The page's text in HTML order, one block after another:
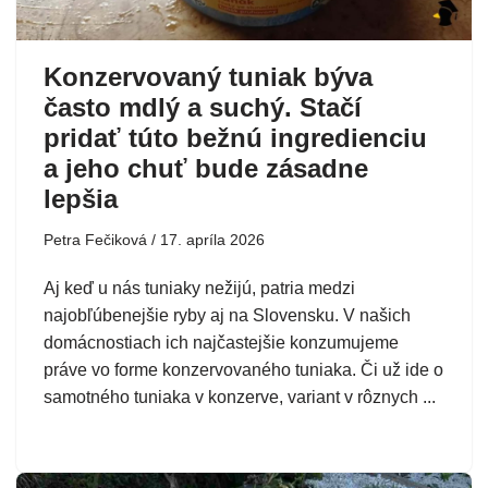
Konzervovaný tuniak býva
často mdlý a suchý. Stačí
pridať túto bežnú ingredienciu
a jeho chuť bude zásadne
lepšia
Petra Fečiková 17. apríla 2026
Aj keď u nás tuniaky nežijú, patria medzi
najobľúbenejšie ryby aj na Slovensku. V našich
domácnostiach ich najčastejšie konzumujeme
práve vo forme konzervovaného tuniaka. Či už ide o
samotného tuniaka v konzerve, variant v rôznych ...